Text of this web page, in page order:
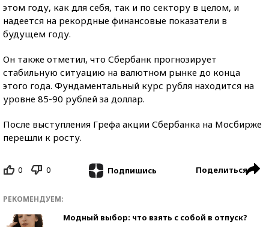
этом году, как для себя, так и по сектору в целом, и
надеется на рекордные финансовые показатели в
будущем году.
Он также отметил, что Сбербанк прогнозирует
стабильную ситуацию на валютном рынке до конца
этого года. Фундаментальный курс рубля находится на
уровне 85-90 рублей за доллар.
После выступления Грефа акции Сбербанка на Мосбирже
перешли к росту.
0 0 Подпишись Поделиться
РЕКОМЕНДУЕМ:
Модный выбор: что взять с собой в отпуск?